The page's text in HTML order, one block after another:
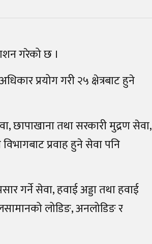
गरेको छ ।
प्रयोग गरी २५ क्षेत्रबाट हुने
छापाखाना तथा सरकारी मुद्रण सेवा,
प्रवाह हुने सेवा पनि
गर्ने सेवा, हवाई अड्डा तथा हवाई
लोडिङ, अनलोडिङ र